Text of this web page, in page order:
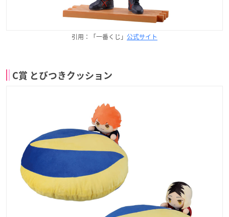
引用：「一番くじ」 公式サイト
C賞 とびつきクッション